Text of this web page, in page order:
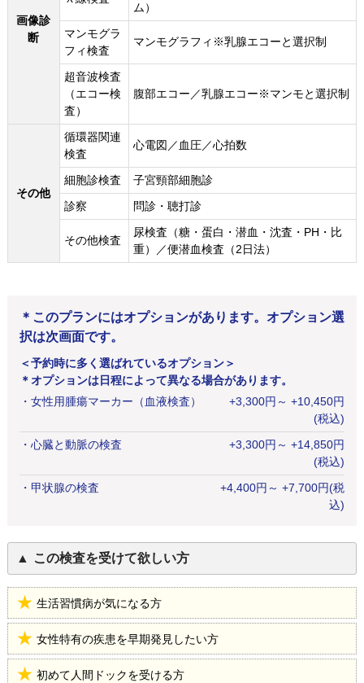
画像診
断
ム）
マンモグラ
フィ検査
マンモグラフィ※乳腺エコーと選択制
超音波検査
（エコー検
査）
腹部エコー／乳腺エコー※マンモと選択制
その他
循環器関連
検査
心電図／血圧／心拍数
細胞診検査
子宮頸部細胞診
診察
問診・聴打診
その他検査
尿検査（糖・蛋白・潜血・沈査・PH・比
重）／便潜血検査（2日法）
＊このプランにはオプションがあります。オプション選
択は次画面です。
＜予約時に多く選ばれているオプション＞
＊オプションは日程によって異なる場合があります。
・ 女性用腫瘍マーカー（血液検査） +3,300円 ～ +10,450円
(税込)
・ 心臓と動脈の検査 +3,300円 ～ +14,850円
(税込)
・ 甲状腺の検査 +4,400円 ～ +7,700円(税
込)
この検査を受けて欲しい方
生活習慣病が気になる方
女性特有の疾患を早期発見したい方
初めて人間ドックを受ける方